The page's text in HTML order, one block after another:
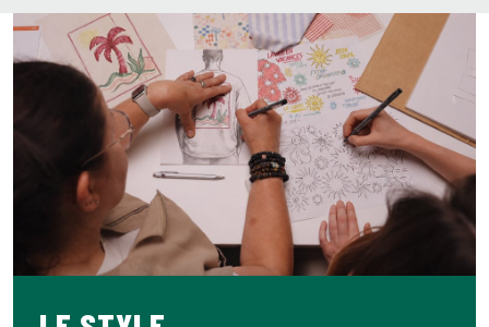
1 poche plaquée à l'arrière
100% coton :
Le coton offre un confort, doux et
agréable au quotidien
Ce pantalon à la coupe loose est la pièce maîtresse d'un
look casual et confortable. Associez-le à un t-shirt basique
et une paire de baskets pour une allure décontractée au
quotidien. Pour une touche plus travaillée, portez-le avec
une surchemise ouverte sur un débardeur. C'est le pantalon
idéal pour allier style et aisance.